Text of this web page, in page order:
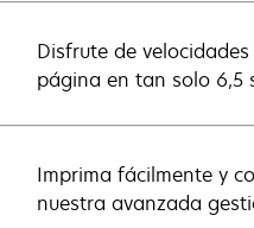
Disfrute de
página en tan solo 6,5
Imprima fácilmente y
nuestra avanzada